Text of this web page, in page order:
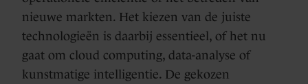
nieuwe markten. Het kiezen van de juiste
technologieën is daarbij essentieel, of het nu
gaat om cloud computing, data-analyse of
kunstmatige intelligentie. De gekozen